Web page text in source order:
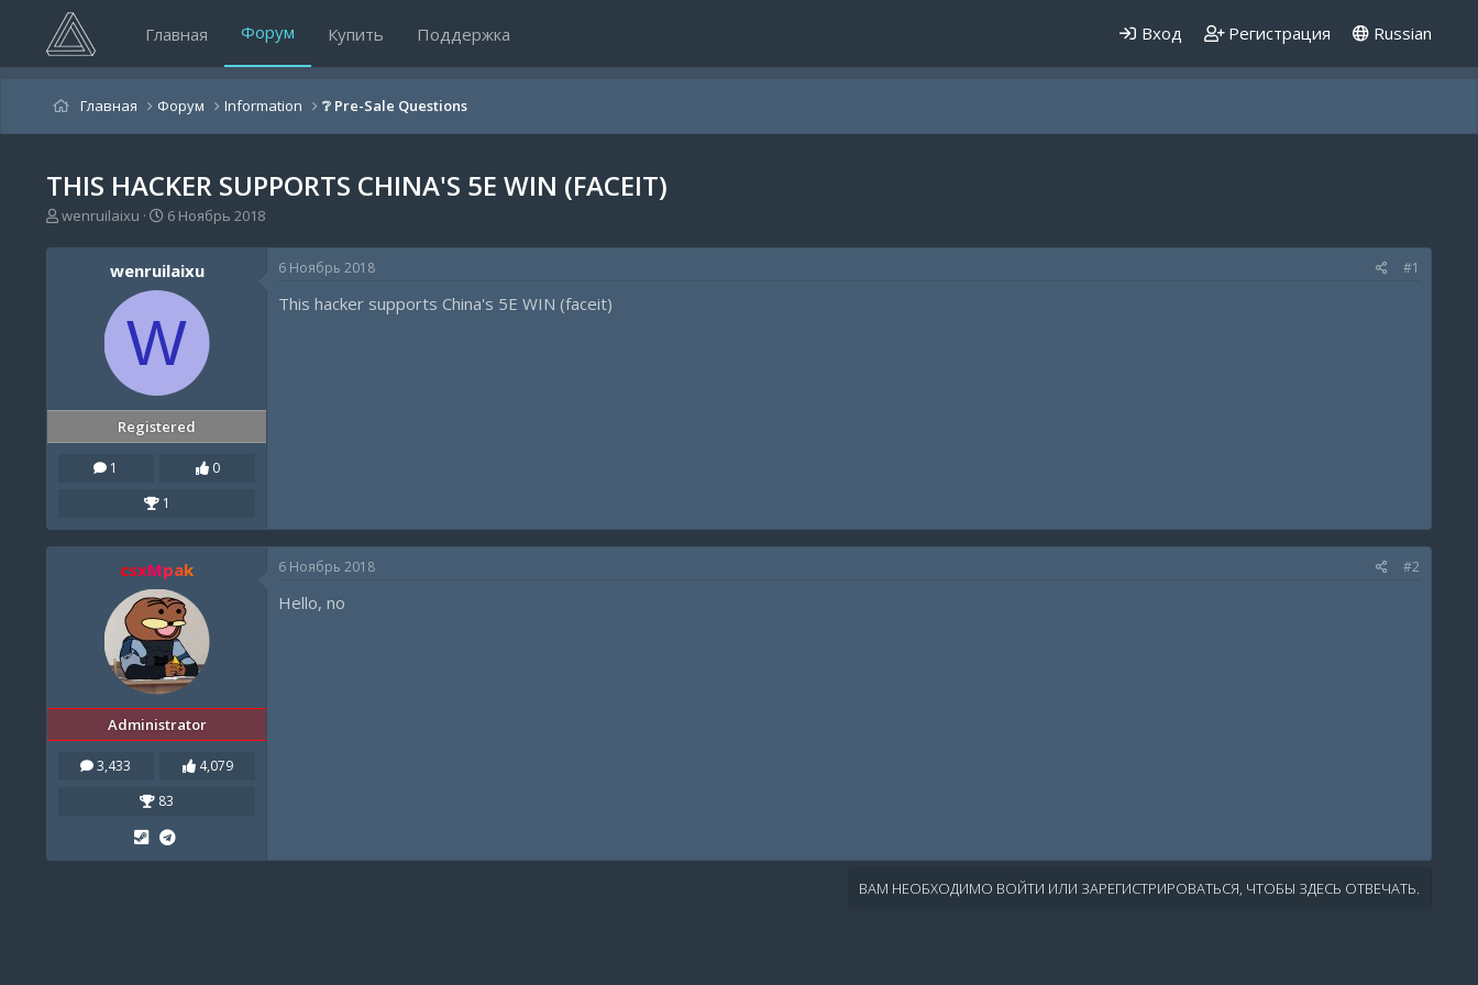
Главная Форум Купить Поддержка Вход Регистрация Russian
Главная Форум Information ❔ Pre-Sale Questions
THIS HACKER SUPPORTS CHINA'S 5E WIN (FACEIT)
А
т
wenruilaixu
Д
т
а
н
а
а
6 Ноябрь 2018
wenruilaixu
W
Registered
1
0
1
6 Ноябрь 2018 #1
This hacker supports China's 5E WIN (faceit)
csxMpak
Administrator
3,433
4,079
83
6 Ноябрь 2018 #2
Hello, no
ВАМ НЕОБХОДИМО ВОЙТИ ИЛИ ЗАРЕГИСТРИРОВАТЬСЯ, ЧТОБЫ ЗДЕСЬ ОТВЕЧАТЬ.